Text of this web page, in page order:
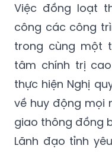
Việc đồng loạt
công các công
trong cùng một
tâm chính trị
thực hiện Nghị
về huy động mọi
giao thông đồng
Lãnh đạo tỉnh